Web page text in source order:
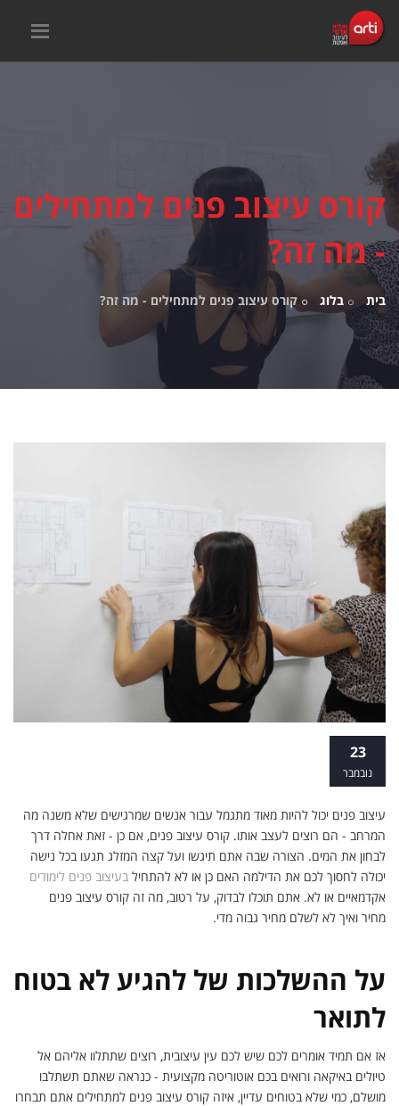
קורס עיצוב פנים למתחילים
- מה זה?
בית בלוג קורס עיצוב פנים למתחילים - מה זה?
23
נובמבר
עיצוב פנים יכול להיות מאוד מתגמל עבור אנשים שמרגישים שלא משנה מה
המרחב - הם רוצים לעצב אותו. קורס עיצוב פנים, אם כן - זאת אחלה דרך
לבחון את המים. הצורה שבה אתם תיגשו ועל קצה המזלג תגעו בכל נישה
יכולה לחסוך לכם את הדילמה האם כן או לא להתחיל בעיצוב פנים לימודים
אקדמאיים או לא. אתם תוכלו לבדוק, על רטוב, מה זה קורס עיצוב פנים
מחיר ואיך לא לשלם מחיר גבוה מדי.
על ההשלכות של להגיע לא בטוח
לתואר
אז אם תמיד אומרים לכם שיש לכם עין עיצובית, רוצים שתתלוו אליהם אל
טיולים באיקאה ורואים בכם אוטוריטה מקצועית - כנראה שאתם תשתלבו
מושלם, כמי שלא בטוחים עדיין, איזה קורס עיצוב פנים למתחילים אתם תבחרו